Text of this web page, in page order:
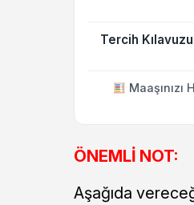
Tercih
Maaşınızı
ÖNEMLİ NOT:
Aşağıda